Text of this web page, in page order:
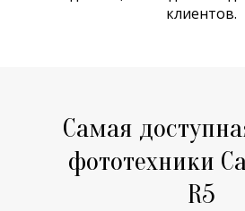
клиентов.
Самая
фототехники
R5